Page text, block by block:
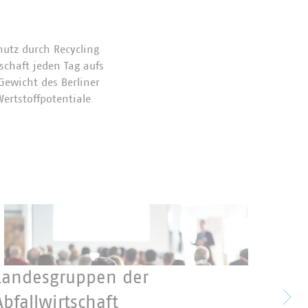
durch Recycling
jeden Tag aufs
des Berliner
Deutschland mit 66
Winterdienst und
geräumt und die
der